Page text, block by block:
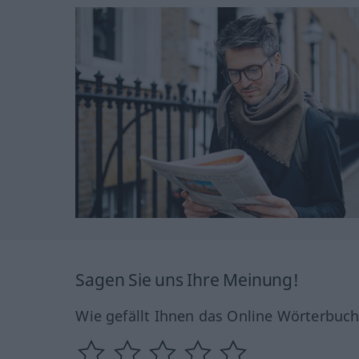
Sagen Sie uns Ihre Meinung!
Wie gefällt Ihnen das Online